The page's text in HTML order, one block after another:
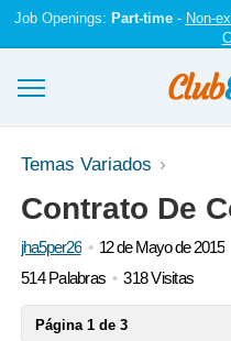
Job Openings: Part-time- Non-
Ensayos y trabajos
Registrarse
Iniciar sesión
Temas Variados
Contrato De
jha5per26
12 de Mayo de 2015
514 Palabras
318 Visitas
Página 1 de 3